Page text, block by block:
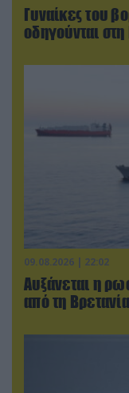
Γυναίκες του
οδηγούνται
09.08.2026 | 22:02
Αυξάνεται η
από τη Βρετανία